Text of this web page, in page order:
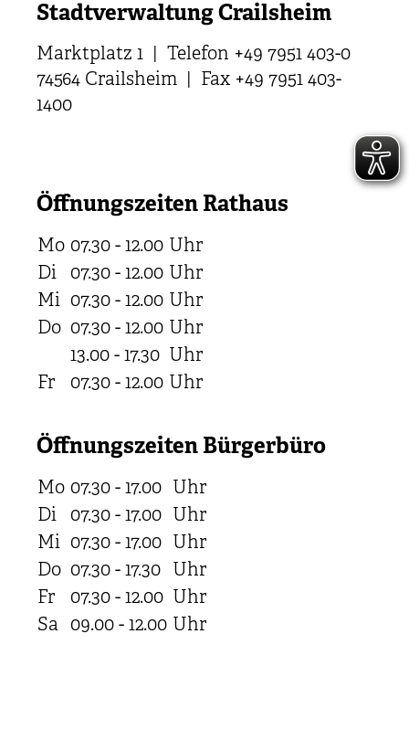
Stadtverwaltung Crailsheim
Marktplatz 1 | Telefon +49 7951 403-0
74564 Crailsheim | Fax +49 7951 403-
1400
Öffnungszeiten Rathaus
Mo 07.30 - 12.00 Uhr
Di
07.30 - 12.00 Uhr
Mi 07.30 - 12.00 Uhr
Do 07.30 - 12.00 Uhr
13.00 - 17.30 Uhr
Fr
07.30 - 12.00 Uhr
Öffnungszeiten Bürgerbüro
Mo 07.30 - 17.00 Uhr
Di
07.30 - 17.00 Uhr
Mi 07.30 - 17.00 Uhr
Do 07.30 - 17.30 Uhr
Fr
07.30 - 12.00 Uhr
Sa 09.00 - 12.00 Uhr